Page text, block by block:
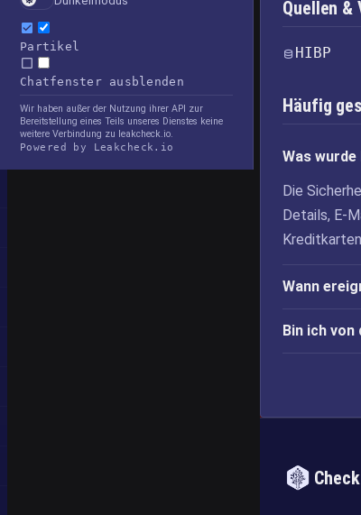
Partikel
Chatfenster ausblenden
Wir haben außer der Nutzung ihrer API zur
Bereitstellung eines Teils unseres Dienstes keine
weitere Verbindung zu leakcheck.io.
Powered by Leakcheck.io
Quellen &
HIBP
Häufig
Was
Die
Details, E-
Wann
Bin ich